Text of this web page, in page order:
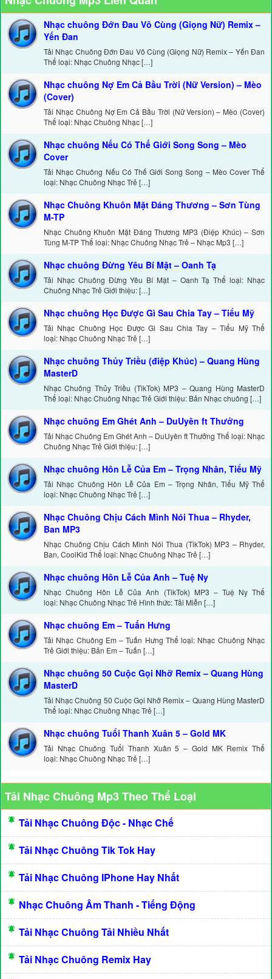
Nhạc chuông Đớn Đau Vô Cùng (Giọng Nữ) Remix –
Yến Đan
Tải Nhạc Chuông Đớn Đau Vô Cùng (Giọng Nữ) Remix – Yến Đan
Thể loại: Nhạc Chuông Nhạc […]
Nhạc chuông Nợ Em Cả Bầu Trời (Nữ Version) – Mèo
(Cover)
Tải Nhạc Chuông Nợ Em Cả Bầu Trời (Nữ Version) – Mèo (Cover)
Thể loại: Nhạc Chuông Nhạc […]
Nhạc chuông Nếu Có Thế Giới Song Song – Mèo
Cover
Tải Nhạc Chuông Nếu Có Thế Giới Song Song – Mèo Cover Thể
loại: Nhạc Chuông Nhạc Trẻ […]
Nhạc Chuông Khuôn Mặt Đáng Thương – Sơn Tùng
M-TP
Nhạc Chuông Khuôn Mặt Đáng Thương MP3 (Điệp Khúc) – Sơn
Tùng M-TP Thể loại: Nhạc Chuông Nhạc Trẻ – Nhạc Mp3 […]
Nhạc chuông Đừng Yêu Bí Mật – Oanh Tạ
Tải Nhạc Chuông Đừng Yêu Bí Mật – Oanh Tạ Thể loại: Nhạc
Chuông Nhạc Trẻ Giới thiệu: […]
Nhạc chuông Học Được Gì Sau Chia Tay – Tiểu Mỹ
Tải Nhạc Chuông Học Được Gì Sau Chia Tay – Tiểu Mỹ Thể
loại: Nhạc Chuông Nhạc Trẻ […]
Nhạc chuông Thủy Triều (điệp Khúc) – Quang Hùng
MasterD
Nhạc Chuông Thủy Triều (TikTok) MP3 – Quang Hùng MasterD
Thể loại: Nhạc Chuông Nhạc Trẻ Giới thiệu: Bản Nhạc chuông […]
Nhạc chuông Em Ghét Anh – DuUyên ft Thưởng
Tải Nhạc Chuông Em Ghét Anh – DuUyên ft Thưởng Thể loại: Nhạc
Chuông Nhạc Trẻ Giới thiệu: […]
Nhạc chuông Hôn Lễ Của Em – Trọng Nhân, Tiểu Mỹ
Tải Nhạc Chuông Hôn Lễ Của Em – Trọng Nhân, Tiểu Mỹ Thể
loại: Nhạc Chuông Nhạc Trẻ […]
Nhạc Chuông Chịu Cách Mình Nói Thua – Rhyder,
Ban MP3
Nhạc Chuông Chịu Cách Mình Nói Thua (TikTok) MP3 – Rhyder,
Ban, CoolKid Thể loại: Nhạc Chuông Nhạc Trẻ […]
Nhạc chuông Hôn Lễ Của Anh – Tuệ Ny
Nhạc Chuông Hôn Lễ Của Anh (TikTok) MP3 – Tuệ Ny Thể
loại: Nhạc Chuông Nhạc Trẻ Hình thức: Tải Miễn […]
Nhạc chuông Em – Tuấn Hưng
Tải Nhạc Chuông Em – Tuấn Hưng Thể loại: Nhạc Chuông Nhạc
Trẻ Giới thiệu: Bản Em – Tuấn […]
Nhạc chuông 50 Cuộc Gọi Nhỡ Remix – Quang Hùng
MasterD
Tải Nhạc Chuông 50 Cuộc Gọi Nhỡ Remix – Quang Hùng MasterD
Thể loại: Nhạc Chuông Nhạc Trẻ […]
Nhạc chuông Tuổi Thanh Xuân 5 – Gold MK
Tải Nhạc Chuông Tuổi Thanh Xuân 5 – Gold MK Remix Thể
loại: Nhạc Chuông Nhạc Trẻ […]
Tải Nhạc Chuông Mp3 Theo Thể Loại
Tải Nhạc Chuông Độc - Nhạc Chế
Tải Nhạc Chuông Tik Tok Hay
Tải Nhạc Chuông IPhone Hay Nhất
Nhạc Chuông Âm Thanh - Tiếng Động
Tải Nhạc Chuông Tải Nhiều Nhất
Tải Nhạc Chuông Remix Hay